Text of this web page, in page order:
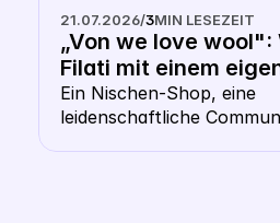
21.07.2026/3MIN LESEZEIT
„Von we love wool":
Filati mit einem
Keyword CSS aus
Shopping- Karussell
heraussticht
Ein Nischen-Shop, eine
leidenschaftliche